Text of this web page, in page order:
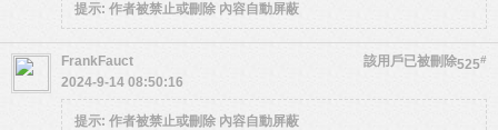
提示: 作者被禁止或刪除 內容自動屏蔽
525#
FrankFauct
該用戶已被刪除
2024-9-14 08:50:16
提示: 作者被禁止或刪除 內容自動屏蔽